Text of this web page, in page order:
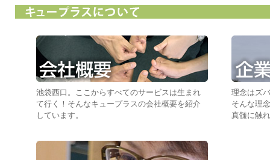
池袋西口。ここからすべてのサービスは生まれ
て行く！そんなキュープラスの会社概要を紹介
しています。
理念はズ
そんな理
真髄に触